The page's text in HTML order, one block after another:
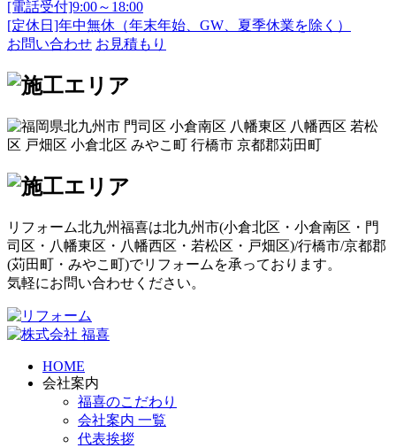
[電話受付]9:00～18:00
[定休日]年中無休（年末年始、GW、夏季休業を除く）
お問い合わせ お見積もり
リフォーム北九州福喜は北九州市(小倉北区 ・ 小倉南区 ・ 門
司区 ・ 八幡東区 ・ 八幡西区 ・ 若松区 ・ 戸畑区)/行橋市/京都郡
(苅田町 ・ みやこ町)でリフォームを承っております。
気軽にお問い合わせください。
HOME
会社案内
福喜のこだわり
会社案内 一覧
代表挨拶